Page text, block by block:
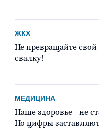
ЖКХ
Не превращайте свой
свалку!
МЕДИЦИНА
Наше здоровье - не
Но цифры заставляют